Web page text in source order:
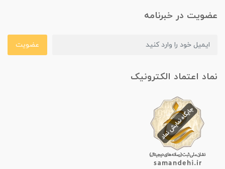
عضویت در خبرنامه
عضویت
نماد اعتماد الکترونیک